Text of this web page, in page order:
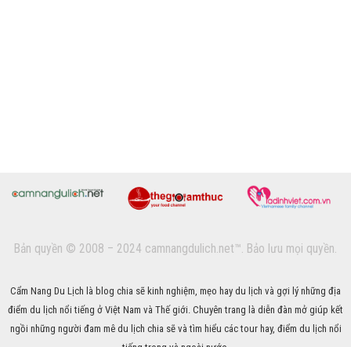
Bản quyền © 2008 – 2024 camnangdulich.net™. Bảo lưu mọi quyền.
Cẩm Nang Du Lịch là blog chia sẽ kinh nghiệm, mẹo hay du lịch và gợi lý những địa
điểm du lịch nổi tiếng ở Việt Nam và Thế giới. Chuyên trang là diễn đàn mở giúp kết
ngồi những người đam mê du lịch chia sẽ và tìm hiểu các tour hay, điểm du lịch nổi